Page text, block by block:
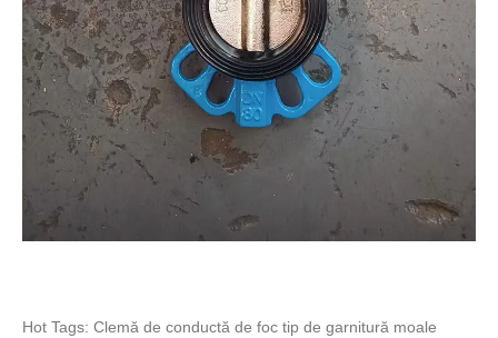
Hot Tags: Clemă de conductă de foc tip de garnitură moale